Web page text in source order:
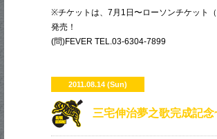
※チケットは、7月1日〜ローソンチケット
発売！
(問)FEVER TEL.03-6304-7899
2011.08.14 (Sun)
三宅伸治夢之歌完成記